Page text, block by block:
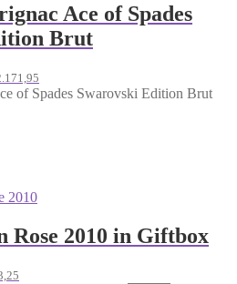
Ace of Spades
Brut
of Spades Swarovski Edition Brut
Rose 2010 in Giftbox